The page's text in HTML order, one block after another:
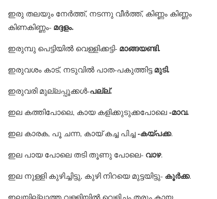
ഇരു തലയും നേര്‍ത്ത്, നടന്നു വീര്‍ത്ത്, കിണ്ണം കിണ്ണം
കിണകിണ്ണം- മദ്ദളം.
ഇരുമ്പു പെട്ടിയില്‍ വെള്ളിക്കട്ടി- മാങ്ങയണ്ടി.
ഇരുവശം കാട്, നടുവില്‍ പാത-പകുത്തിട്ടമുടി.
ഇരുവരി മുല്ലപ്പൂക്കള്‍-പല്ല്.
ഇല കത്തിപോലെ, കായ കളിക്കുടുക്കപോലെ-മാവ.
ഇല കാരക, പൂ ചന്ന, കായ് കച്ച പിച്ച-കയ്പക്ക.
ഇല പായ പോലെ തടി തൂണു പോലെ- വാഴ.
ഇല നുള്ളി കുഴിച്ചിട്ടു, കുഴി നിറയെ മുട്ടയിട്ടു- കൂര്‍ക്ക.
ഇലയില്ലാത്ത വള്ളിയില്‍ വെളിച്ചം തരും കായ